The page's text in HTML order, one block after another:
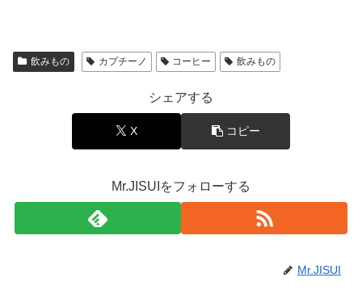
飲みもの カプチーノ コーヒー 飲みもの
シェアする
X コピー
Mr.JISUIをフォローする
Mr.JISUI